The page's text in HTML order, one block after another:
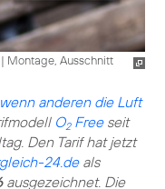
| Montage, Ausschnitt
anderen die Luft
O2Freeseit
Den Tarif hat jetzt
24.deals
ausgezeichnet. Die